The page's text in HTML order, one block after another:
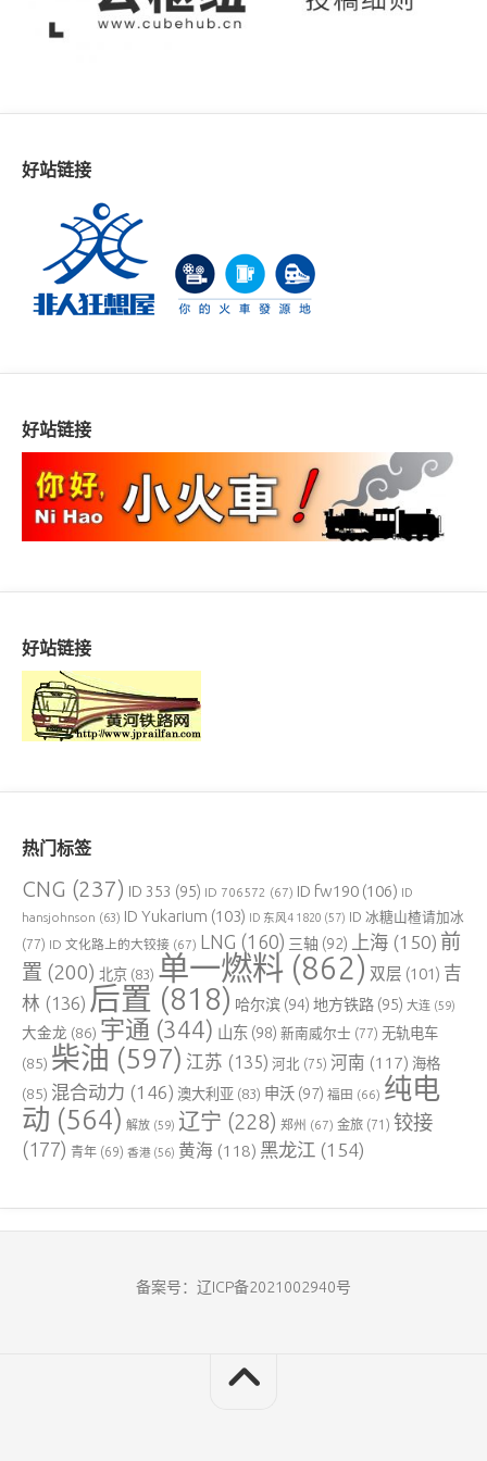
好站链接
好站链接
好站链接
热门标签
CNG (237) ID 353 (95) ID 706572 (67) ID fw190 (106) ID
hansjohnson (63) ID Yukarium (103) ID 东风4 1820 (57) ID 冰糖山楂请加冰
(77) ID 文化路上的大铰接 (67) LNG (160) 三轴 (92) 上海 (150) 前
置 (200) 北京 (83) 单一燃料 (862) 双层 (101) 吉
林 (136) 后置 (818) 哈尔滨 (94) 地方铁路 (95) 大连 (59)
大金龙 (86) 宇通 (344) 山东 (98) 新南威尔士 (77) 无轨电车
(85) 柴油 (597) 江苏 (135) 河北 (75) 河南 (117) 海格
(85) 混合动力 (146) 澳大利亚 (83) 申沃 (97) 福田 (66) 纯电
动 (564) 解放 (59) 辽宁 (228) 郑州 (67) 金旅 (71) 铰接
(177) 青年 (69) 香港 (56) 黄海 (118) 黑龙江 (154)
备案号：辽ICP备2021002940号